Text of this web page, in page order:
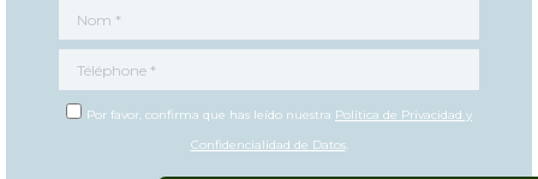
Nom *
Téléphone *
Por favor, confirma que has leído nuestra Política de Privacidad y
Confidencialidad de Datos.